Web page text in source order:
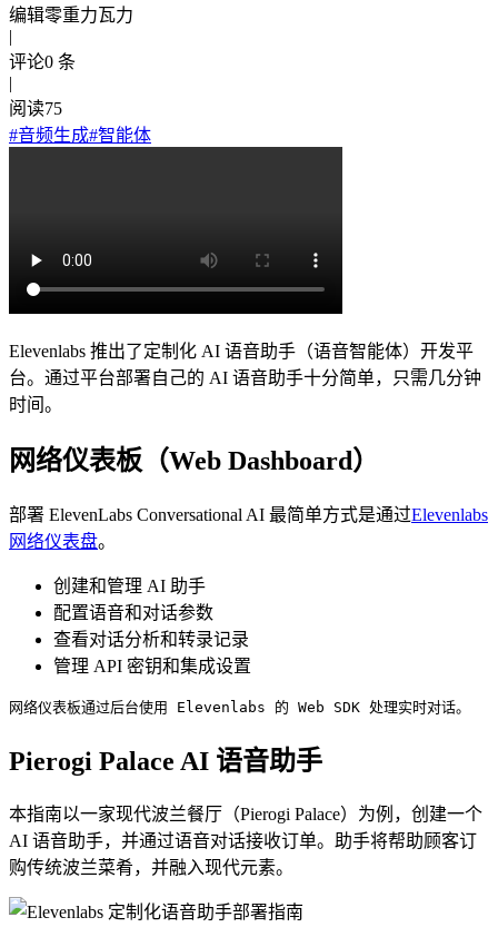
编辑零重力瓦力
|
评论0 条
|
阅读75
#音频生成#智能体
Elevenlabs 推出了定制化 AI 语音助手（语音智能体）开发平
台。通过平台部署自己的 AI 语音助手十分简单，只需几分钟
时间。
网络仪表板（Web Dashboard）
部署 ElevenLabs Conversational AI 最简单方式是通过Elevenlabs
网络仪表盘。
创建和管理 AI 助手
配置语音和对话参数
查看对话分析和转录记录
管理 API 密钥和集成设置
网络仪表板通过后台使用 Elevenlabs 的 Web SDK 处理实时对话。
Pierogi Palace AI 语音助手
本指南以一家现代波兰餐厅（Pierogi Palace）为例，创建一个
AI 语音助手，并通过语音对话接收订单。助手将帮助顾客订
购传统波兰菜肴，并融入现代元素。